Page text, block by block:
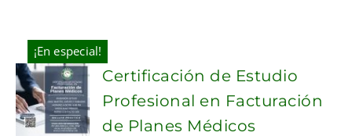
¡En especial!
ADD TO
CART
Certificación de Estudio
Profesional en Facturación
de Planes Médicos